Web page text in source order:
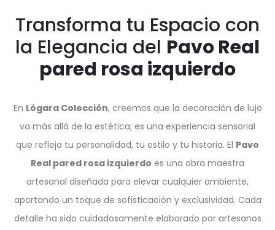
Transforma tu Espacio con
la Elegancia del Pavo Real
pared rosa izquierdo
En Lógara Colección, creemos que la decoración de lujo
va más allá de la estética; es una experiencia sensorial
que refleja tu personalidad, tu estilo y tu historia. El Pavo
Real pared rosa izquierdo es una obra maestra
artesanal diseñada para elevar cualquier ambiente,
aportando un toque de sofisticación y exclusividad. Cada
detalle ha sido cuidadosamente elaborado por artesanos